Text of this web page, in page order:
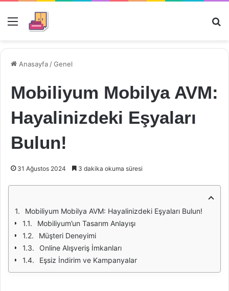
Menü
Anasayfa /Genel
Mobiliyum Mobilya AVM:
Hayalinizdeki Eşyaları
Bulun!
31 Ağustos 2024 3 dakika okuma süresi
Mobiliyum Mobilya AVM: Hayalinizdeki Eşyaları Bulun!
Mobiliyum’un Tasarım Anlayışı
Müşteri Deneyimi
Online Alışveriş İmkanları
Eşsiz İndirim ve Kampanyalar